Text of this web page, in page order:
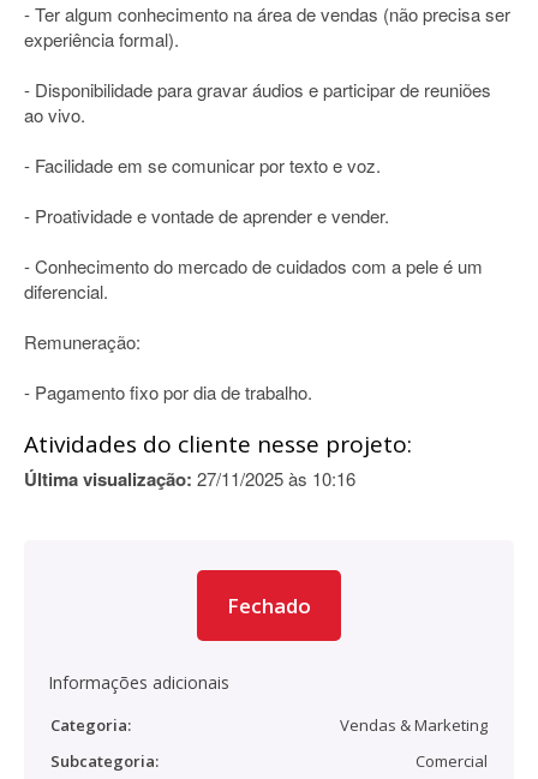
- Ter algum conhecimento na área de vendas (não precisa ser
experiência formal).
- Disponibilidade para gravar áudios e participar de reuniões
ao vivo.
- Facilidade em se comunicar por texto e voz.
- Proatividade e vontade de aprender e vender.
- Conhecimento do mercado de cuidados com a pele é um
diferencial.
Remuneração:
- Pagamento fixo por dia de trabalho.
Atividades do cliente nesse projeto:
Última visualização: 27/11/2025 às 10:16
Fechado
Informações adicionais
Categoria:
Vendas & Marketing
Subcategoria:
Comercial